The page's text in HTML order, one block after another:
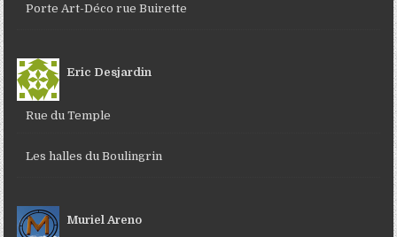
Porte Art-Déco rue Buirette
Eric Desjardin
Rue du Temple
Les halles du Boulingrin
Muriel Areno